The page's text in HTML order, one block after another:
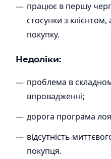
працює в першу
стосунки з
покупку.
Недоліки:
проблема в
впровадженні;
дорога програма
відсутність
покупця.